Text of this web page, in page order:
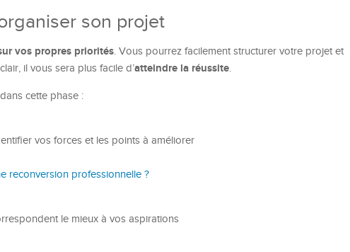
son projet
vos propres priorités. Vous pourrez facilement structurer votre projet et
il vous sera plus facile d’atteindre la réussite.
cette phase :
vos forces et les points à améliorer
reconversion professionnelle ?
le mieux à vos aspirations